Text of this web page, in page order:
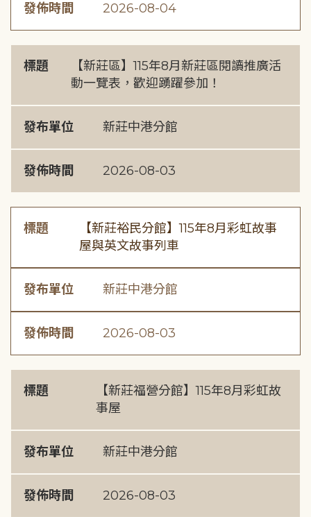
發佈時間 2026-08-04
標題
【新莊區】115年8月新莊區閱讀推廣活
動一覽表，歡迎踴躍參加！
發布單位 新莊中港分館
發佈時間 2026-08-03
標題
【新莊裕民分館】115年8月彩虹故事
屋與英文故事列車
發布單位 新莊中港分館
發佈時間 2026-08-03
標題
【新莊福營分館】115年8月彩虹故
事屋
發布單位 新莊中港分館
發佈時間 2026-08-03